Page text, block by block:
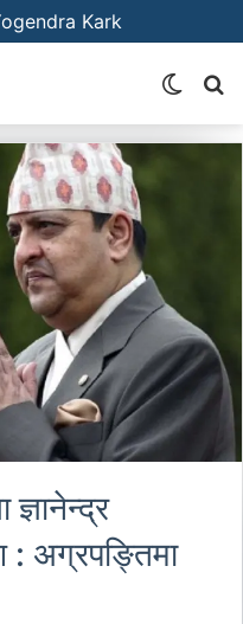
Kark
Switch
ज्ञानेन्द्र
: अग्रपङ्तिमा